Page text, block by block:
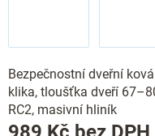
Bezpečnostní dveřní
klika, tloušťka dveří
RC2, masivní hliník